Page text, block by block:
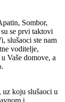
Sombor,
se prvi taktovi
slušaoci ste nam
voditelje,
Vaše domove, a
koju slušaoci u
i